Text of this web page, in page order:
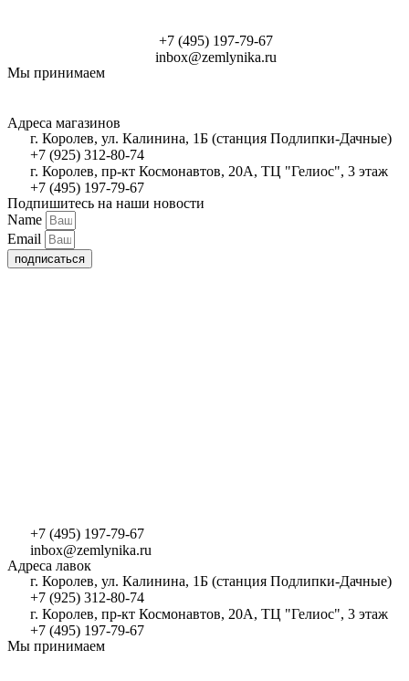
+7 (495) 197-79-67
inbox@zemlynika.ru
Мы принимаем
Адреса магазинов
г. Королев, ул. Калинина, 1Б (станция Подлипки-Дачные)
+7 (925) 312-80-74
г. Королев, пр-кт Космонавтов, 20А, ТЦ "Гелиос", 3 этаж
+7 (495) 197-79-67
Подпишитесь на наши новости
Name
Email
подписаться
+7 (495) 197-79-67
inbox@zemlynika.ru
Адреса лавок
г. Королев, ул. Калинина, 1Б (станция Подлипки-Дачные)
+7 (925) 312-80-74
г. Королев, пр-кт Космонавтов, 20А, ТЦ "Гелиос", 3 этаж
+7 (495) 197-79-67
Мы принимаем